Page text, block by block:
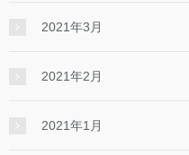
2021年3月
2021年2月
2021年1月